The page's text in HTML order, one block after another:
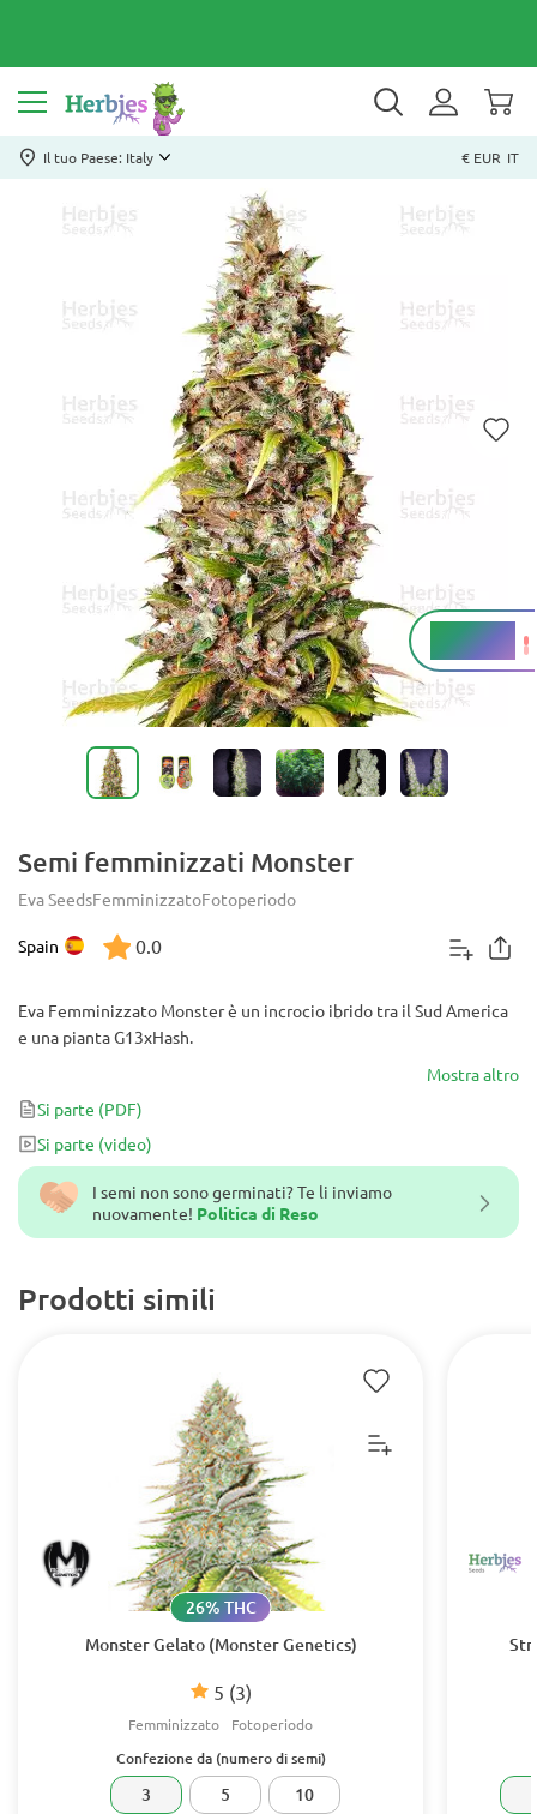
Il tuo Paese: Italy € EUR IT
14 - 17%
THC
Semi femminizzati Monster
Eva SeedsFemminizzatoFotoperiodo
Spain 0.0
I semi non sono germinati? Te li inviamo
nuovamente! Politica di Reso
Prodotti simili
Monster Gelato (Monster Genetics)
5 (3)
26% THC
Femminizzato Fotoperiodo
Confezione da (numero di semi)
3 5 10
Eva Femminizzato Monster è un incrocio ibrido tra il Sud America
e una pianta G13xHash.
Mostra altro
Si parte (PDF)
Si parte (video)